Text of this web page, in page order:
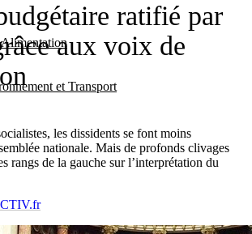
et Transport
ratifié par
aux voix de
les dissidents se font moins
nationale. Mais de profonds clivages
rangs de la gauche sur l’interprétation du